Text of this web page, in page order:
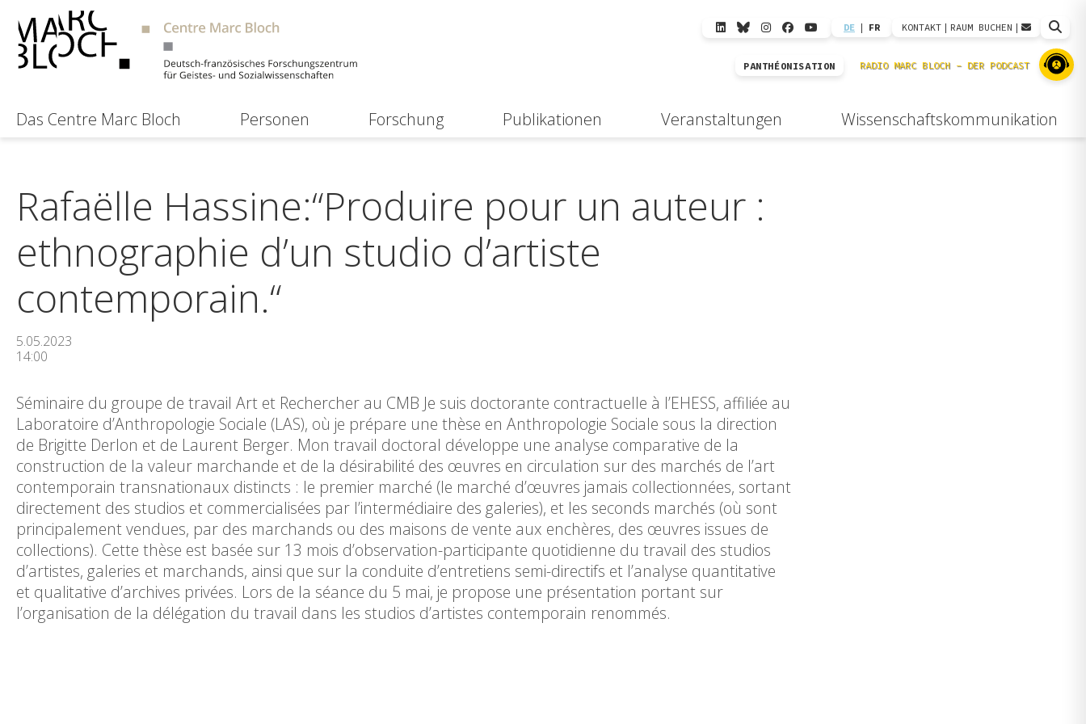
DE | FR KONTAKT | RAUM BUCHEN |
PANTHÉONISATION
Das Centre Marc Bloch Personen Forschung Publikationen Veranstaltungen Wissenschaftskommunikation
Rafaëlle Hassine:“Produire pour un auteur :
ethnographie d’un studio d’artiste
contemporain.“
5.05.2023
14:00
Séminaire du groupe de travail Art et Rechercher au CMB Je suis doctorante contractuelle à l’EHESS, affiliée au
Laboratoire d’Anthropologie Sociale (LAS), où je prépare une thèse en Anthropologie Sociale sous la direction
de Brigitte Derlon et de Laurent Berger. Mon travail doctoral développe une analyse comparative de la
construction de la valeur marchande et de la désirabilité des œuvres en circulation sur des marchés de l’art
contemporain transnationaux distincts : le premier marché (le marché d’œuvres jamais collectionnées, sortant
directement des studios et commercialisées par l’intermédiaire des galeries), et les seconds marchés (où sont
principalement vendues, par des marchands ou des maisons de vente aux enchères, des œuvres issues de
collections). Cette thèse est basée sur 13 mois d’observation-participante quotidienne du travail des studios
d’artistes, galeries et marchands, ainsi que sur la conduite d’entretiens semi-directifs et l’analyse quantitative
et qualitative d’archives privées. Lors de la séance du 5 mai, je propose une présentation portant sur
l’organisation de la délégation du travail dans les studios d’artistes contemporain renommés.